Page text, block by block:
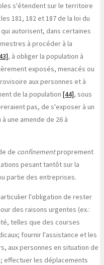
s'étendent sur le territoire
181, 182 et 187 de la loi du
autorisent, dans certaines
à procéder à la
, à obliger la population à
exposés, menacés ou
aux personnes et à
de la population [44], sous
pas, de s'exposer à un
une amende de 26 à
de confinementproprement
pesant tantôt sur la
partie des entreprises.
l'obligation de rester
des raisons urgentes (ex.:
telles que des courses
fournir l'assistance et les
aux personnes en situation de
effectuer les déplacements